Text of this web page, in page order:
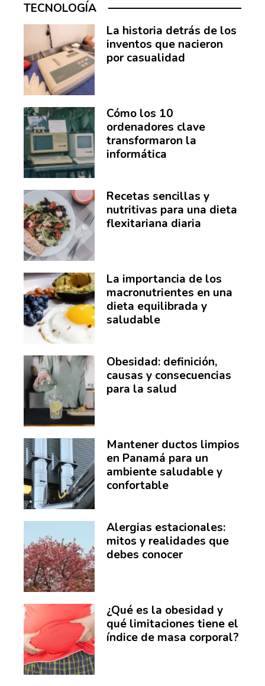
TECNOLOGÍA
La historia detrás de los
inventos que nacieron
por casualidad
Cómo los 10
ordenadores clave
transformaron la
informática
Recetas sencillas y
nutritivas para una dieta
flexitariana diaria
La importancia de los
macronutrientes en una
dieta equilibrada y
saludable
Obesidad: definición,
causas y consecuencias
para la salud
Mantener ductos limpios
en Panamá para un
ambiente saludable y
confortable
Alergias estacionales:
mitos y realidades que
debes conocer
¿Qué es la obesidad y
qué limitaciones tiene el
índice de masa corporal?